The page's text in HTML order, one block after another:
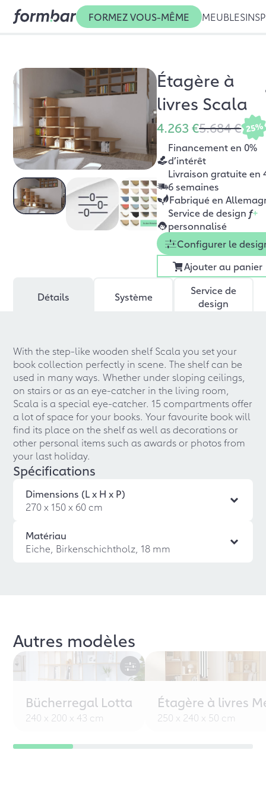
FORMEZ VOUS-MÊME MEUBLES
Étagère à
livres Scala
4.263 €5.684 € 25%
Financement en 0%
d’intérêt
Livraison gratuite en
6 semaines
Fabriqué en
Service de design f+
personnalisé
Configurer le
Ajouter au panier
Détails Système
Service de
design
With the step-like wooden shelf Scala you set your
book collection perfectly in scene. The shelf can be
used in many ways. Whether under sloping ceilings,
on stairs or as an eye-catcher in the living room,
Scala is a special eye-catcher. 15 compartments offer
a lot of space for your books. Your favourite book will
find its place on the shelf as well as decorations or
other personal items such as awards or photos from
your last holiday.
Spécifications
Dimensions (L x H x P)
270 x 150 x 60 cm
Matériau
Eiche, Birkenschichtholz, 18 mm
Autres modèles
Bücherregal Lotta
240 x 200 x 43 cm
Étagère à livres
250 x 240 x 50 cm